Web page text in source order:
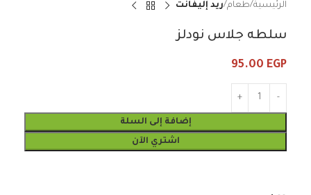
الرئيسية طعام ريد إليفانت
سلطه جلاس نودلز
95.00 EGP
إضافة إلى السلة
اشتري الآن